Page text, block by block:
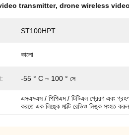
transmitter, drone wireless
ST100HPT
কালো
-55 ° C ~ 100 ° সে
এসএমএস / পিপিএম / টিটিএল প্রেরণ এবং গ্রহণ
করতে এক লিঙ্কে মাল্টি রেডিও লিঙ্ক সংহত করুন